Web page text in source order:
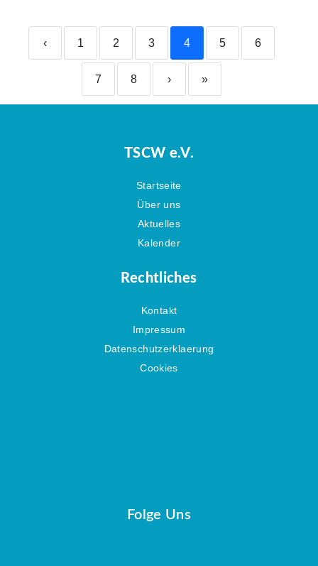
‹ 1 2 3 4 5 6
7 8 › »
TSCW e.V.
Startseite
Über uns
Aktuelles
Kalender
Rechtliches
Kontakt
Impressum
Datenschutzerklaerung
Cookies
Folge Uns